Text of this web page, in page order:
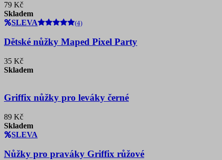
79 Kč
Skladem
SLEVA
(4)
Dětské nůžky Maped Pixel Party
35 Kč
Skladem
Griffix nůžky pro leváky černé
89 Kč
Skladem
SLEVA
Nůžky pro praváky Griffix růžové